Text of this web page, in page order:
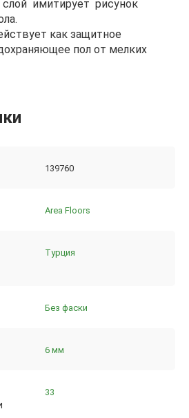
имитирует рисунок
как защитное
пол от мелких
139760
Area Floors
Турция
Без фаски
6 мм
33